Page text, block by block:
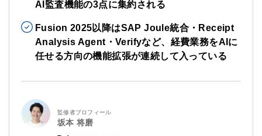
AI監査機能の3点に集約される
Fusion 2025以降はSAP Joule統合・Receipt
Analysis Agent・Verifyなど、経費業務をAIに
任せる方向の機能拡張が連続して入っている
監修者プロフィール
坂本 将磨